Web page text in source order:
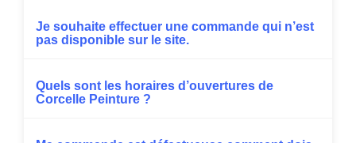
Je souhaite effectuer une commande qui n’est
pas disponible sur le site.
Quels sont les horaires d’ouvertures de
Corcelle Peinture ?